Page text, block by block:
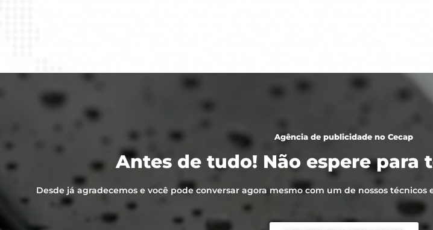
Agência de publicidade no Cecap
Antes de tudo! Não espere para
Desde já agradecemos e você pode conversar agora mesmo com um de nossos